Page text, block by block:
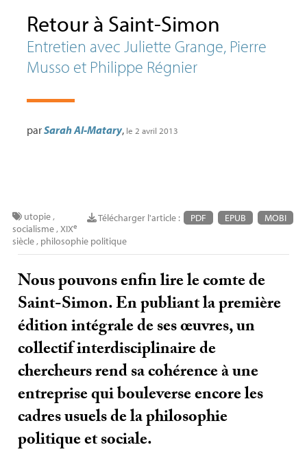
Retour à Saint-Simon
Entretien avec Juliette Grange, Pierre
Musso et Philippe Régnier
parSarah Al-Matary, le 2 avril 2013
Télécharger l'article : PDF EPUB MOBI
utopie,
socialisme,XIXe
siècle, philosophie politique
Nous pouvons enfin lire le comte de
Saint-Simon. En publiant la première
édition intégrale de ses œuvres, un
collectif interdisciplinaire de
chercheurs rend sa cohérence à une
entreprise qui bouleverse encore les
cadres usuels de la philosophie
politique et sociale.